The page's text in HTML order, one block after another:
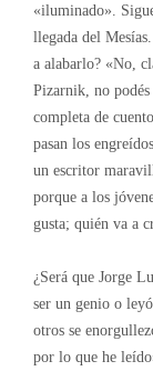
«iluminado».
llegada del
a alabarlo? «No,
Pizarnik, no
completa de
pasan los
un escritor
porque a los
gusta; quién va a
¿Será que Jorge
ser un genio o
otros se
por lo que he